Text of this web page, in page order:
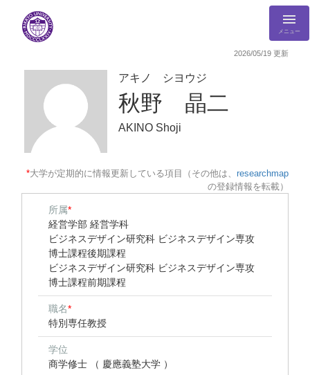
メニュー
2026/05/19 更新
アキノ シヨウジ
秋野 晶二
AKINO Shoji
*大学が定期的に情報更新している項目（その他は、 researchmap
の登録情報を転載）
所属*
経営学部 経営学科
ビジネスデザイン研究科 ビジネスデザイン専攻
博士課程後期課程
ビジネスデザイン研究科 ビジネスデザイン専攻
博士課程前期課程
職名*
特別専任教授
学位
商学修士 （ 慶應義塾大学 ）